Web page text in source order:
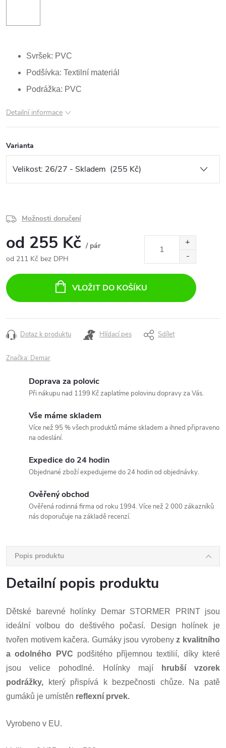
Svršek: PVC
Podšívka: Textilní materiál
Podrážka: PVC
Detailní informace
Varianta
Možnosti doručení
od 255 Kč / pár
od 211 Kč bez DPH
cena:
VLOŽIT DO KOŠÍKU
Dotaz k produktu Hlídací pes Sdílet
Značka: Demar
Doprava za polovic
Při nákupu nad 1199 Kč zaplatíme polovinu dopravy za Vás.
Vše máme skladem
Více než 95 % všech produktů máme skladem a ihned připraveno
na odeslání.
Expedice do 24 hodin
Objednané zboží expedujeme do 24 hodin od objednávky.
Ověřený obchod
Ověřená rodinná firma od roku 1994. Více než 2 000 zákazníků
nás doporučuje na základě recenzí.
Popis produktu
Detailní popis produktu
Dětské barevné holínky Demar STORMER PRINT jsou
ideální volbou do deštivého počasí. Design holínek je
tvořen motivem kačera. Gumáky jsou vyrobenyz kvalitního
a odolného PVC podšitého příjemnou textilií, díky které
jsou velice pohodlné. Holínky mají
hrubší vzorek
podrážky,
který přispívá k bezpečnosti chůze. Na patě
gumáků je umístěn reflexní prvek.
Vyrobeno v EU.